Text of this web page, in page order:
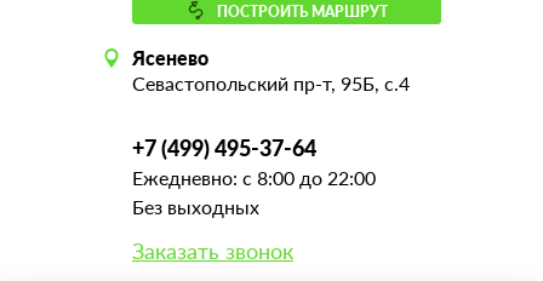
ПОСТРОИТЬ МАРШРУТ
Ясенево
Севастопольский пр-т, 95Б, с.4
+7 (499) 495-37-64
Ежедневно: с 8:00 до 22:00
Без выходных
Заказать звонок